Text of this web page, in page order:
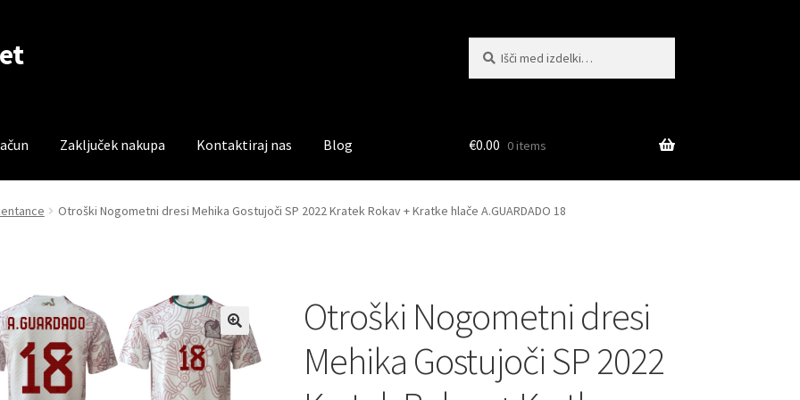
Zaključek nakupa Kontaktiraj nas Blog
Trgovina Zaključek nakupa
€0.00 0 items
Otroški Nogometni dresi Mehika Gostujoči SP 2022 Kratek Rokav + Kratke hlače A.GUARDADO 18
Otroški Nogometni dresi
Mehika Gostujoči SP 2022